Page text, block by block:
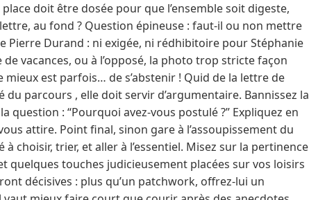
doit être dosée pour que l’ensemble soit digeste,
au fond ? Question épineuse : faut-il ou non mettre
Pierre Durand : ni exigée, ni rédhibitoire pour Stéphanie
vacances, ou à l’opposé, la photo trop stricte façon
est parfois… de s’abstenir ! Quid de la lettre de
parcours , elle doit servir d’argumentaire. Bannissez la
: “Pourquoi avez-vous postulé ?” Expliquez en
attire. Point final, sinon gare à l’assoupissement du
à choisir, trier, et aller à l’essentiel. Misez sur la pertinence
quelques touches judicieusement placées sur vos loisirs
décisives : plus qu’un patchwork, offrez-lui un